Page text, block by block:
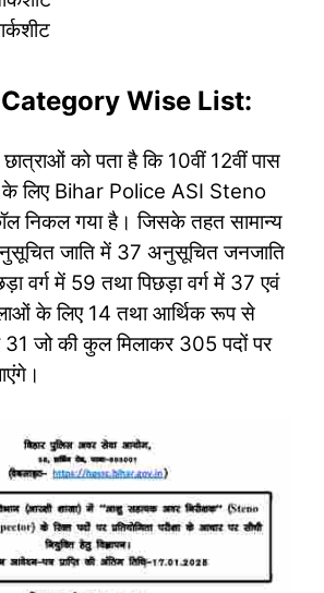
Wise List:
को पता है कि 10वीं 12वीं पास
के लिए Bihar Police ASI Steno
निकल गया है। जिसके तहत सामान्य
जाति में 37 अनुसूचित जनजाति
वर्ग में 59 तथा पिछड़ा वर्ग में 37 एवं
के लिए 14 तथा आर्थिक रूप से
31 जो की कुल मिलाकर 305 पदों पर